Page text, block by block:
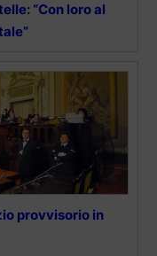
“Con loro al
provvisorio in